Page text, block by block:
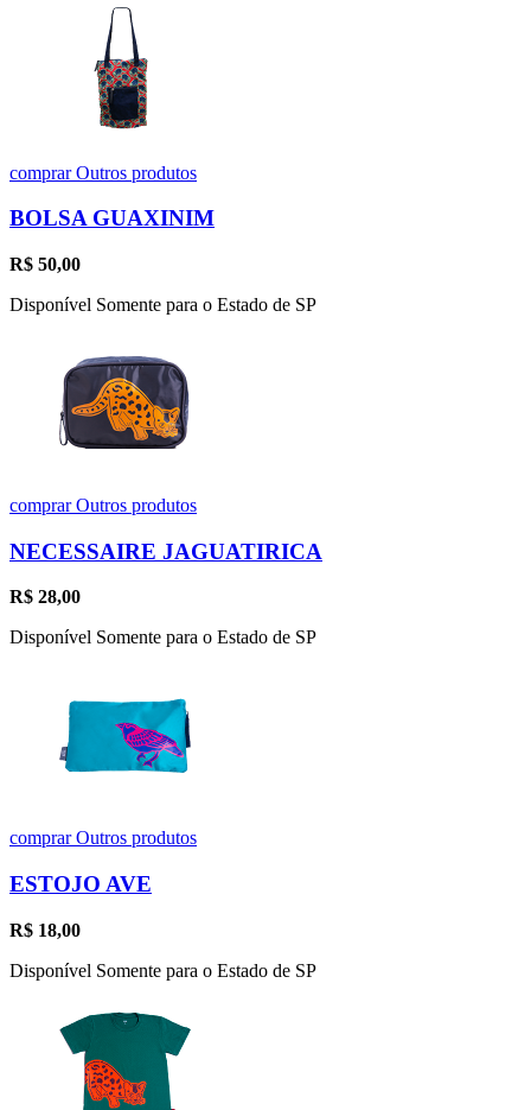
comprarOutros produtos
BOLSA GUAXINIM
R$ 50,00
Disponível Somente para o Estado de SP
comprarOutros produtos
NECESSAIRE JAGUATIRICA
R$ 28,00
Disponível Somente para o Estado de SP
comprarOutros produtos
ESTOJO AVE
R$ 18,00
Disponível Somente para o Estado de SP